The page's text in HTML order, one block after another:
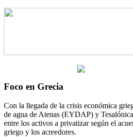
Foco en Grecia
Con la llegada de la crisis económica
de agua de Atenas (EYDAP) y
entre los activos a privatizar según el
griego y los acreedores.